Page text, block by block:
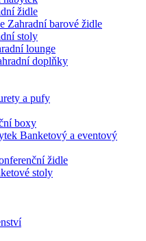
židle
Zahradní barové židle
stoly
lounge
doplňky
a pufy
boxy
Banketový a eventový
židle
stoly